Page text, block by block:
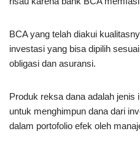
BCA yang telah diakui
investasi yang bisa dipilih
obligasi dan asuransi.
Produk reksa dana adalah
untuk menghimpun dana dari
dalam portofolio efek oleh